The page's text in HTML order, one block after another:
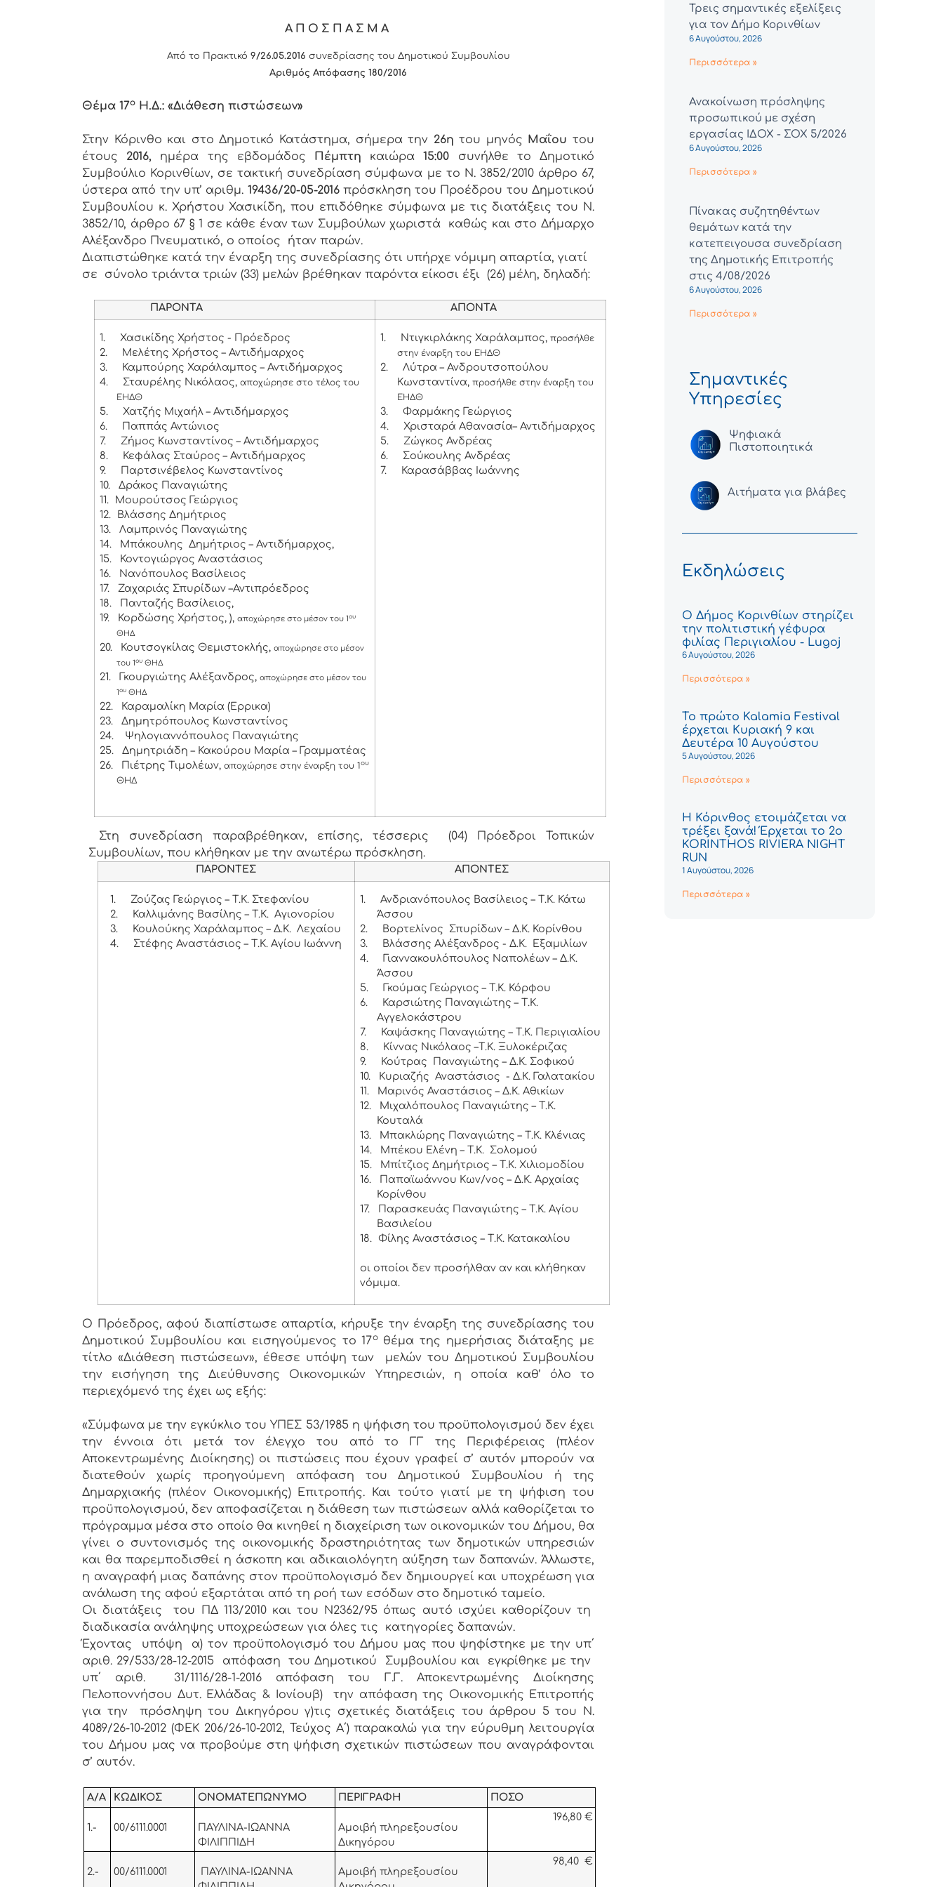
ΑΠΟΣΠΑΣΜΑ
Από το Πρακτικό 9/26.05.2016 συνεδρίασης του Δημοτικού Συμβουλίου
Αριθμός Απόφασης 180/2016
Θέμα 17ο Η.Δ.: «Διάθεση πιστώσεων»
Στην Κόρινθο και στο Δημοτικό Κατάστημα, σήμερα την 26η του μηνός Μαΐου του
έτους 2016, ημέρα της εβδομάδος Πέμπτη καιώρα15:00 συνήλθε το Δημοτικό
Συμβούλιο Κορινθίων, σε τακτική συνεδρίαση σύμφωνα με το Ν. 3852/2010 άρθρο 67,
ύστερα από την υπ’ αριθμ. 19436/20-05-2016πρόσκληση του Προέδρου του Δημοτικού
Συμβουλίου κ. Χρήστου Χασικίδη, που επιδόθηκε σύμφωνα με τις διατάξεις του Ν.
3852/10, άρθρο 67 § 1 σε κάθε έναν των Συμβούλων χωριστά καθώς και στο Δήμαρχο
Αλέξανδρο Πνευματικό, ο οποίος ήταν παρών.
Διαπιστώθηκε κατά την έναρξη της συνεδρίασης ότι υπήρχε νόμιμη απαρτία, γιατί
σε σύνολο τριάντα τριών (33) μελών βρέθηκαν παρόντα είκοσι έξι (26) μέλη, δηλαδή:
ΠΑΡΟΝΤΑ ΑΠΟΝΤΑ
1.
Χασικίδης Χρήστος - Πρόεδρος
2.
Μελέτης Χρήστος – Αντιδήμαρχος
3.
Καμπούρης Χαράλαμπος – Αντιδήμαρχος
4.
Σταυρέλης Νικόλαος, αποχώρησε στο τέλος του
ΕΗΔΘ
5.
Χατζής Μιχαήλ – Αντιδήμαρχος
6.
Παππάς Αντώνιος
7.
Ζήμος Κωνσταντίνος – Αντιδήμαρχος
8.
Κεφάλας Σταύρος – Αντιδήμαρχος
9.
Παρτσινέβελος Κωνσταντίνος
10.
Δράκος Παναγιώτης
11.
Μουρούτσος Γεώργιος
12.
Βλάσσης Δημήτριος
13.
Λαμπρινός Παναγιώτης
14.
Μπάκουλης Δημήτριος – Αντιδήμαρχος,
15.
Κοντογιώργος Αναστάσιος
16.
Νανόπουλος Βασίλειος
17.
Ζαχαριάς Σπυρίδων –Αντιπρόεδρος
18.
Πανταζής Βασίλειος,
19.
Κορδώσης Χρήστος, ), αποχώρησε στο μέσον του 1 ου
ΘΗΔ
20. Κουτσογκίλας Θεμιστοκλής, αποχώρησε στο μέσον
του 1 ουΘΗΔ
21. Γκουργιώτης Αλέξανδρος, αποχώρησε στο μέσον του
1 ουΘΗΔ
22.
Καραμαλίκη Μαρία (Έρρικα)
23.
Δημητρόπουλος Κωνσταντίνος
24.
Ψηλογιαννόπουλος Παναγιώτης
25.
Δημητριάδη – Κακούρου Μαρία – Γραμματέας
26.
Πιέτρης Τιμολέων, αποχώρησε στην έναρξη του 1ου
ΘΗΔ
1. Ντιγκιρλάκης Χαράλαμπος, προσήλθε
στην έναρξη του ΕΗΔΘ
2.
Λύτρα – Ανδρουτσοπούλου
Κωνσταντίνα, προσήλθε στην έναρξη του
ΕΗΔΘ
3.
Φαρμάκης Γεώργιος
4.
Χρισταρά Αθανασία– Αντιδήμαρχος
5.
Ζώγκος Ανδρέας
6.
Σούκουλης Ανδρέας
7.
Καρασάββας Ιωάννης
Στη συνεδρίαση παραβρέθηκαν, επίσης, τέσσερις (04) Πρόεδροι Τοπικών
Συμβουλίων, που κλήθηκαν με την ανωτέρω πρόσκληση.
ΠΑΡΟΝΤΕΣ ΑΠΟΝΤΕΣ
1.
Ζούζας Γεώργιος – Τ.Κ. Στεφανίου
2.
Καλλιμάνης Βασίλης – Τ.Κ. Αγιονορίου
3.
Κουλούκης Χαράλαμπος – Δ.Κ. Λεχαίου
4.
Στέφης Αναστάσιος – Τ.Κ. Αγίου Ιωάννη
1.
Ανδριανόπουλος Βασίλειος – Τ.Κ. Κάτω
Άσσου
2.
Βορτελίνος Σπυρίδων – Δ.Κ. Κορίνθου
3.
Βλάσσης Αλέξανδρος - Δ.Κ. Εξαμιλίων
4.
Γιαννακουλόπουλος Ναπολέων – Δ.Κ.
Άσσου
5.
Γκούμας Γεώργιος – Τ.Κ. Κόρφου
6.
Καρσιώτης Παναγιώτης – Τ.Κ.
Αγγελοκάστρου
7.
Καψάσκης Παναγιώτης – Τ.Κ. Περιγιαλίου
8.
Κίννας Νικόλαος –Τ.Κ. Ξυλοκέριζας
9.
Κούτρας Παναγιώτης – Δ.Κ. Σοφικού
10.
Κυριαζής Αναστάσιος - Δ.Κ. Γαλατακίου
11.
Μαρινός Αναστάσιος – Δ.Κ. Αθικίων
12.
Μιχαλόπουλος Παναγιώτης – Τ.Κ.
Κουταλά
13.
Μπακλώρης Παναγιώτης – Τ.Κ. Κλένιας
14.
Μπέκου Ελένη – Τ.Κ. Σολομού
15.
Μπίτζιος Δημήτριος – Τ.Κ. Χιλιομοδίου
16.
Παπαϊωάννου Κων/νος – Δ.Κ. Αρχαίας
Κορίνθου
17.
Παρασκευάς Παναγιώτης – Τ.Κ. Αγίου
Βασιλείου
18.
Φίλης Αναστάσιος – Τ.Κ. Κατακαλίου
οι οποίοι δεν προσήλθαν αν και κλήθηκαν
νόμιμα.
Ο Πρόεδρος, αφού διαπίστωσε απαρτία, κήρυξε την έναρξη της συνεδρίασης του
Δημοτικού Συμβουλίου και εισηγούμενος το 17οθέμα της ημερήσιας διάταξης με
τίτλο «Διάθεση πιστώσεων», έθεσε υπόψη των μελών του Δημοτικού Συμβουλίου
την εισήγηση της Διεύθυνσης Οικονομικών Υπηρεσιών, η οποία καθ’ όλο το
περιεχόμενό της έχει ως εξής:
«Σύμφωνα με την εγκύκλιο του ΥΠΕΣ 53/1985 η ψήφιση του προϋπολογισμού δεν έχει
την έννοια ότι μετά τον έλεγχο του από το ΓΓ της Περιφέρειας (πλέον
Αποκεντρωμένης Διοίκησης) οι πιστώσεις που έχουν γραφεί σ’ αυτόν μπορούν να
διατεθούν χωρίς προηγούμενη απόφαση του Δημοτικού Συμβουλίου ή της
Δημαρχιακής (πλέον Οικονομικής) Επιτροπής. Και τούτο γιατί με τη ψήφιση του
προϋπολογισμού, δεν αποφασίζεται η διάθεση των πιστώσεων αλλά καθορίζεται το
πρόγραμμα μέσα στο οποίο θα κινηθεί η διαχείριση των οικονομικών του Δήμου, θα
γίνει ο συντονισμός της οικονομικής δραστηριότητας των δημοτικών υπηρεσιών
και θα παρεμποδισθεί η άσκοπη και αδικαιολόγητη αύξηση των δαπανών. Άλλωστε,
η αναγραφή μιας δαπάνης στον προϋπολογισμό δεν δημιουργεί και υποχρέωση για
ανάλωση της αφού εξαρτάται από τη ροή των εσόδων στο δημοτικό ταμείο.
Οι διατάξεις του ΠΔ 113/2010 και του Ν2362/95 όπως αυτό ισχύει καθορίζουν τη
διαδικασία ανάληψης υποχρεώσεων για όλες τις κατηγορίες δαπανών.
Έχοντας υπόψη α) τον προϋπολογισμό του Δήμου μας που ψηφίστηκε με την υπ΄
αριθ. 29/533/28-12-2015 απόφαση του Δημοτικού Συμβουλίου και εγκρίθηκε με την
υπ΄ αριθ. 31/1116/28-1-2016 απόφαση του Γ.Γ. Αποκεντρωμένης Διοίκησης
Πελοποννήσου Δυτ. Ελλάδας & Ιονίουβ) την απόφαση της Οικονομικής Επιτροπής
για την πρόσληψη του Δικηγόρου γ)τις σχετικές διατάξεις του άρθρου 5 του Ν.
4089/26-10-2012 (ΦΕΚ 206/26-10-2012, Τεύχος Α΄) παρακαλώ για την εύρυθμη λειτουργία
του Δήμου μας να προβούμε στη ψήφιση σχετικών πιστώσεων που αναγράφονται
σ’ αυτόν.
Α/Α ΚΩΔΙΚΟΣ ΟΝΟΜΑΤΕΠΩΝΥΜΟ ΠΕΡΙΓΡΑΦΗ ΠΟΣΟ
1.- 00/6111.0001
ΠΑΥΛΙΝΑ-ΙΩΑΝΝΑ
ΦΙΛΙΠΠΙΔΗ
Αμοιβή πληρεξουσίου
Δικηγόρου
196,80 €
2.- 00/6111.0001
ΠΑΥΛΙΝΑ-ΙΩΑΝΝΑ
Αμοιβή πληρεξουσίου
98,40 €
Τρεις σημαντικές εξελίξεις
για τον Δήμο Κορινθίων
6 Αυγούστου, 2026
Περισσότερα »
Ανακοίνωση πρόσληψης
προσωπικού με σχέση
εργασίας ΙΔΟΧ - ΣΟΧ 5/2026
6 Αυγούστου, 2026
Περισσότερα »
Πίνακας συζητηθέντων
θεμάτων κατά την
κατεπειγουσα συνεδρίαση
της Δημοτικής Επιτροπής
στις 4/08/2026
6 Αυγούστου, 2026
Περισσότερα »
Σημαντικές
Υπηρεσίες
Ψηφιακά
Πιστοποιητικά
Αιτήματα για βλάβες
Εκδηλώσεις
Ο Δήμος Κορινθίων στηρίζει
την πολιτιστική γέφυρα
φιλίας Περιγιαλίου - Lugoj
6 Αυγούστου, 2026
Περισσότερα »
Το πρώτο Kalamia Festival
έρχεται Κυριακή 9 και
Δευτέρα 10 Αυγούστου
5 Αυγούστου, 2026
Περισσότερα »
Η Κόρινθος ετοιμάζεται να
τρέξει ξανά! Έρχεται το 2ο
KORINTHOS RIVIERA NIGHT
RUN
1 Αυγούστου, 2026
Περισσότερα »